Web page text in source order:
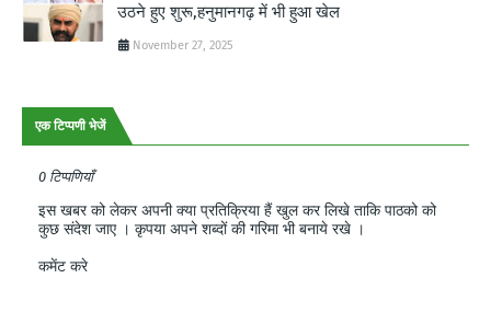
उठने हुए शुरू,हनुमानगढ़ में भी हुआ खेल
November 27, 2025
एक टिप्पणी भेजें
0 टिप्पणियाँ
इस खबर को लेकर अपनी क्या प्रतिक्रिया हैं खुल कर लिखे ताकि पाठको को
कुछ संदेश जाए । कृपया अपने शब्दों की गरिमा भी बनाये रखे ।
कमेंट करे